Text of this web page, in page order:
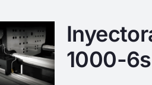
1000-6s